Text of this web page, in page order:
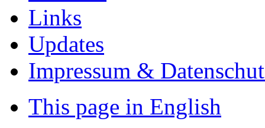
Links
Updates
Impressum &
This page in English